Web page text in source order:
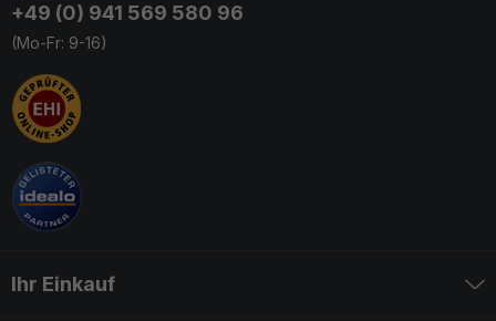
+49 (0) 941 569 580 96
(Mo-Fr: 9-16)
Ihr Einkauf